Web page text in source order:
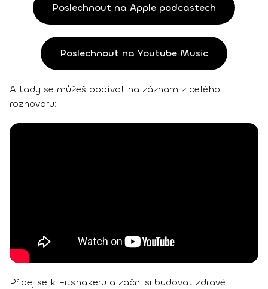
Poslechnout na Apple podcastech
Poslechnout na Youtube Music
A tady se můžeš podívat na záznam z celého
rozhovoru:
Přidej se k Fitshakeru a začni si budovat zdravé